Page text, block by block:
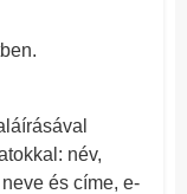
név,
és címe, e-